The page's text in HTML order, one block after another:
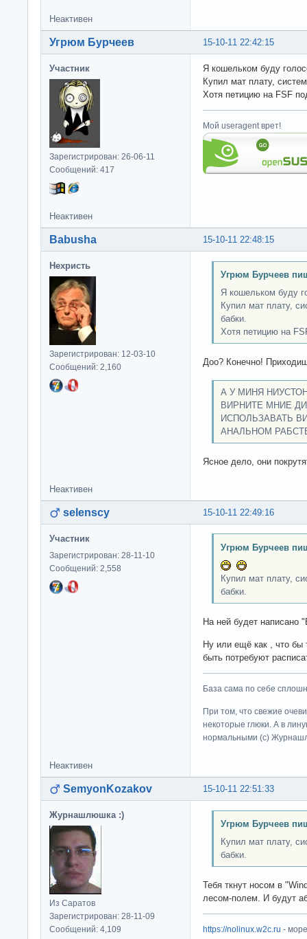
Неактивен
15-10-11 22:42:15
Угрюм Бурчеев
Участник
Зарегистрирован: 26-06-11
Сообщений: 417
Я кошельком буду
Купил мат плату,
Хотя петицию на FSF
Мой useragent врет!
Неактивен
15-10-11 22:48:15
Babusha
Нехристь
Зарегистрирован: 12-03-10
Сообщений: 2,160
Угрюм Бурчеев
Я кошельком буду
Купил мат плату,
бабки.
Хотя петицию на
Доо? Конечно!
А У МИНЯ
ВИРНИТЕ МНИЕ
ИСПОЛЬЗАВАТЬ
АНАЛЬНОМ
Ясное дело, они
Неактивен
15-10-11 22:49:16
selenscy
Участник
Зарегистрирован: 28-11-10
Сообщений: 2,558
Угрюм Бурчеев
Купил мат плату,
бабки.
На ней будет
Ну или ещё как , что бы
быть потребуют
База сама по себе
При том, что свежие
некоторые глюки. А в
нормальными (c)
Неактивен
15-10-11 22:51:33
SemyonKozakov
Журнашлюшка :)
Из Саратов
Зарегистрирован: 28-11-09
Сообщений: 4,109
Угрюм Бурчеев
Купил мат плату,
бабки.
Тебя ткнут носом в
лесом-полем. И будут
https://nolinux.w2c.ru -